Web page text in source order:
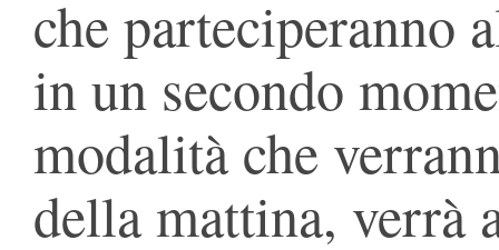
che parteciperanno
in un secondo
modalità che
della mattina, verrà